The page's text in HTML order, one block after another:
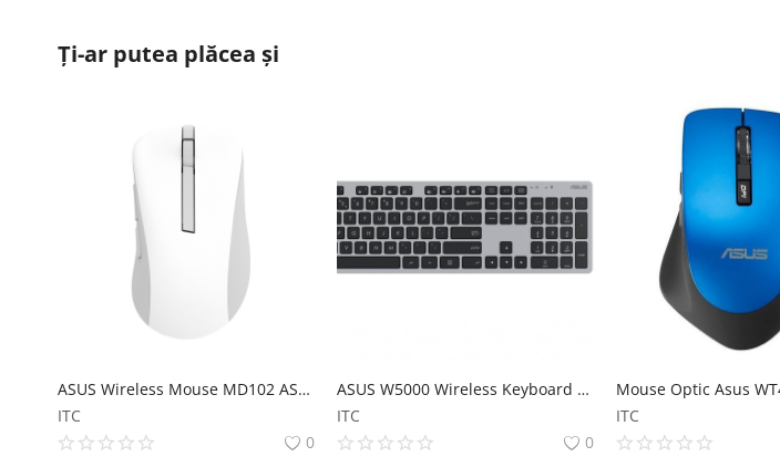
Ți-ar putea plăcea și
ASUS Wireless Mouse MD102 ASUS
ITC
0
ASUS W5000 Wireless Keyboard and Mouse Set ASUS
ITC
0
Mouse Optic Asus
ITC